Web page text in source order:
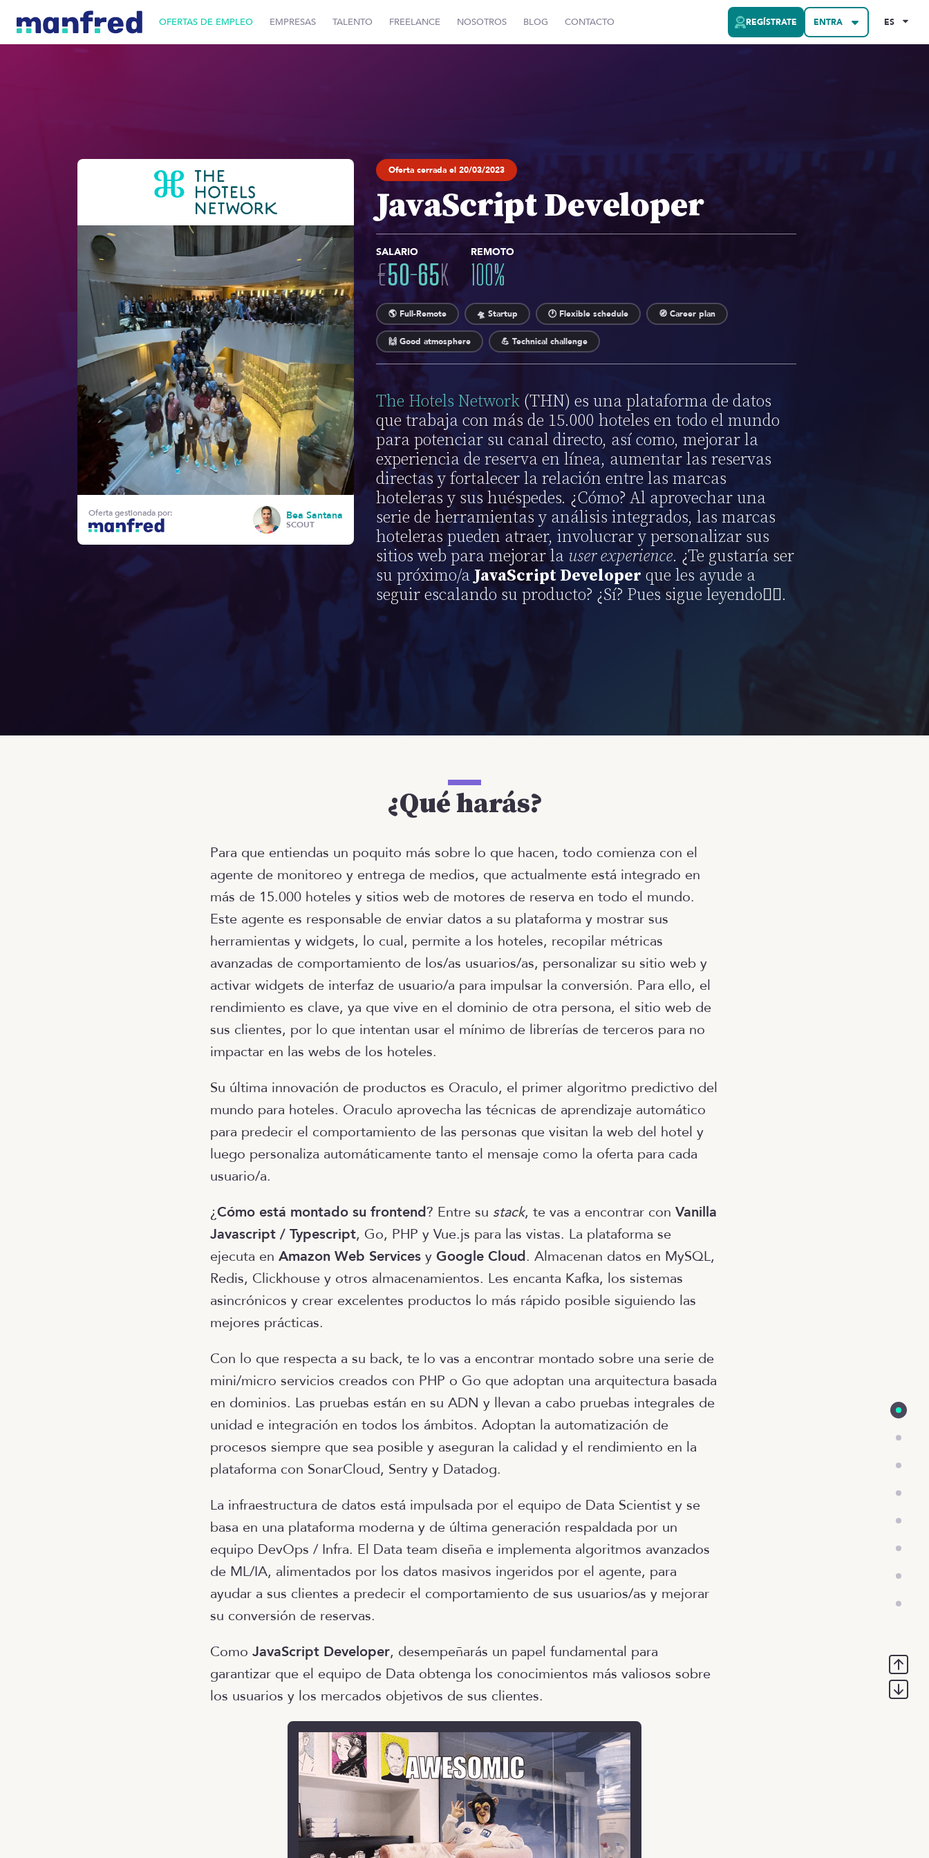
OFERTAS DE EMPLEO EMPRESAS TALENTO FREELANCE NOSOTROS BLOG CONTACTO REGÍSTRATE ENTRA ES
Oferta gestionada por: Bea Santana
SCOUT
Oferta cerrada el 20/03/2023
JavaScript Developer
SALARIO
€50-65K
REMOTO
100%
🌎 Full-Remote 🛸 Startup 🕐 Flexible schedule 🧭 Career plan
🙌 Good atmosphere 💪 Technical challenge
The Hotels Network (THN) es una plataforma de datos
que trabaja con más de 15.000 hoteles en todo el mundo
para potenciar su canal directo, así como, mejorar la
experiencia de reserva en línea, aumentar las reservas
directas y fortalecer la relación entre las marcas
hoteleras y sus huéspedes. ¿Cómo? Al aprovechar una
serie de herramientas y análisis integrados, las marcas
hoteleras pueden atraer, involucrar y personalizar sus
sitios web para mejorar la user experience. ¿Te gustaría ser
su próximo/a JavaScript Developer que les ayude a
seguir escalando su producto? ¿Sí? Pues sigue leyendo👇🏻.
¿Qué harás?
Para que entiendas un poquito más sobre lo que hacen, todo comienza con el
agente de monitoreo y entrega de medios, que actualmente está integrado en
más de 15.000 hoteles y sitios web de motores de reserva en todo el mundo.
Este agente es responsable de enviar datos a su plataforma y mostrar sus
herramientas y widgets, lo cual, permite a los hoteles, recopilar métricas
avanzadas de comportamiento de los/as usuarios/as, personalizar su sitio web y
activar widgets de interfaz de usuario/a para impulsar la conversión. Para ello, el
rendimiento es clave, ya que vive en el dominio de otra persona, el sitio web de
sus clientes, por lo que intentan usar el mínimo de librerías de terceros para no
impactar en las webs de los hoteles.
Su última innovación de productos es Oraculo, el primer algoritmo predictivo del
mundo para hoteles. Oraculo aprovecha las técnicas de aprendizaje automático
para predecir el comportamiento de las personas que visitan la web del hotel y
luego personaliza automáticamente tanto el mensaje como la oferta para cada
usuario/a.
¿Cómo está montado su frontend? Entre su stack, te vas a encontrar con Vanilla
Javascript / Typescript, Go, PHP y Vue.js para las vistas. La plataforma se
ejecuta en Amazon Web Services y Google Cloud. Almacenan datos en MySQL,
Redis, Clickhouse y otros almacenamientos. Les encanta Kafka, los sistemas
asincrónicos y crear excelentes productos lo más rápido posible siguiendo las
mejores prácticas.
Con lo que respecta a su back, te lo vas a encontrar montado sobre una serie de
mini/micro servicios creados con PHP o Go que adoptan una arquitectura basada
en dominios. Las pruebas están en su ADN y llevan a cabo pruebas integrales de
unidad e integración en todos los ámbitos. Adoptan la automatización de
procesos siempre que sea posible y aseguran la calidad y el rendimiento en la
plataforma con SonarCloud, Sentry y Datadog.
La infraestructura de datos está impulsada por el equipo de Data Scientist y se
basa en una plataforma moderna y de última generación respaldada por un
equipo DevOps / Infra. El Data team diseña e implementa algoritmos avanzados
de ML/IA, alimentados por los datos masivos ingeridos por el agente, para
ayudar a sus clientes a predecir el comportamiento de sus usuarios/as y mejorar
su conversión de reservas.
Como JavaScript Developer, desempeñarás un papel fundamental para
garantizar que el equipo de Data obtenga los conocimientos más valiosos sobre
los usuarios y los mercados objetivos de sus clientes.